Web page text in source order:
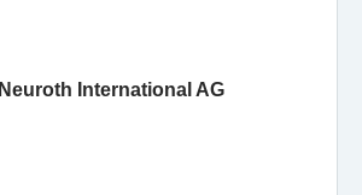
Neuroth International AG